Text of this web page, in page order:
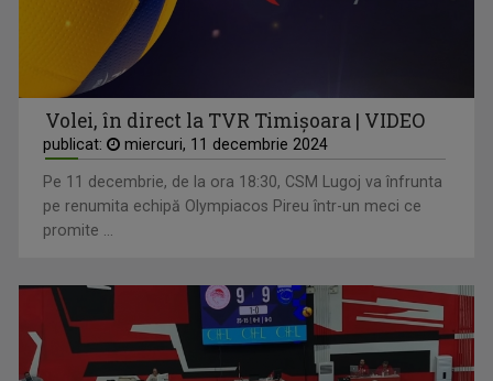
Volei, în direct la TVR Timișoara | VIDEO
publicat: miercuri, 11 decembrie 2024
Pe 11 decembrie, de la ora 18:30, CSM Lugoj va înfrunta
pe renumita echipă Olympiacos Pireu într-un meci ce
promite ...